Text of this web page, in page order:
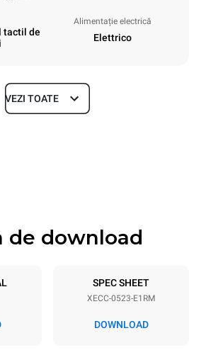
tactil de
Alimentație electrică
Elettrico
Dimensiuni
ale tigăiei
GN 2/3
trays
VEZI TOATE
de download
SPEC SHEET
XECC-0523-E1RM
DOWNLOAD